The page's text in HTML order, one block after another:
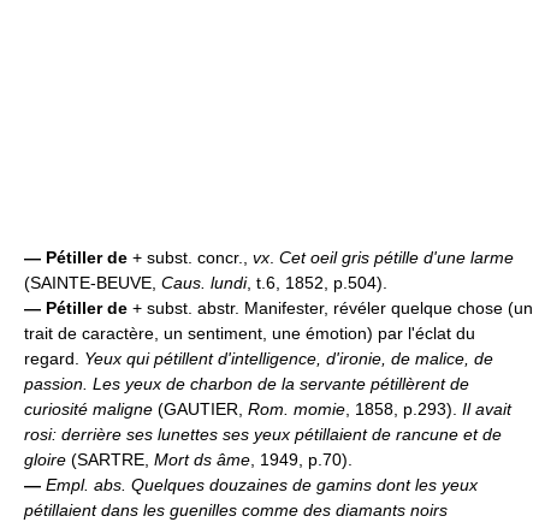
— Pétiller de + subst. concr., vx. Cet oeil gris pétille d'une larme
(SAINTE-BEUVE, Caus. lundi, t.6, 1852, p.504).
— Pétiller de + subst. abstr. Manifester, révéler quelque chose (un
trait de caractère, un sentiment, une émotion) par l'éclat du
regard. Yeux qui pétillent d'intelligence, d'ironie, de malice, de
passion. Les yeux de charbon de la servante pétillèrent de
curiosité maligne (GAUTIER, Rom. momie, 1858, p.293). Il avait
rosi: derrière ses lunettes ses yeux pétillaient de rancune et de
gloire (SARTRE, Mort ds âme, 1949, p.70).
— Empl. abs. Quelques douzaines de gamins dont les yeux
pétillaient dans les guenilles comme des diamants noirs